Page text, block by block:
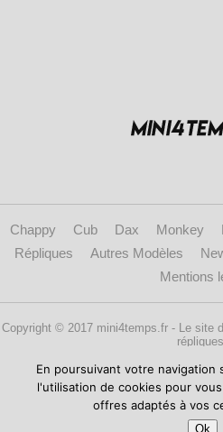
Chappy Cub Dax Monkey
Répliques
Autres Modèles
Mentions
Copyright © 2017 mini4temps.fr - Le site
En poursuivant votre navigation
l'utilisation de cookies pour
offres adaptés à vos
Ok